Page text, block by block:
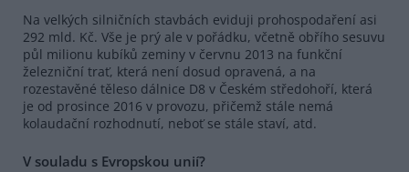
Na velkých silničních stavbách eviduji prohospodaření asi
292 mld. Kč. Vše je prý ale v pořádku, včetně obřího sesuvu
půl milionu kubíků zeminy v červnu 2013 na funkční
železniční trať, která není dosud opravená, a na
rozestavěné těleso dálnice D8 v Českém středohoří, která
je od prosince 2016 v provozu, přičemž stále nemá
kolaudační rozhodnutí, neboť se stále staví, atd.
V souladu s Evropskou unií?